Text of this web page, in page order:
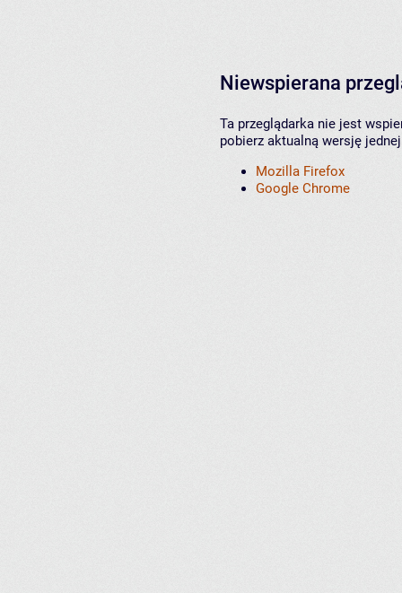
Niewspierana
Ta przeglądarka nie jest
pobierz aktualną wersję
Mozilla Firefox
Google Chrome